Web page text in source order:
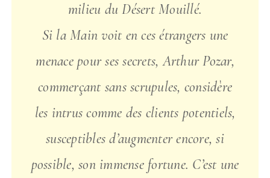
milieu du Désert Mouillé.
Si la Main voit en ces étrangers une
menace pour ses secrets, Arthur Pozar,
commerçant sans scrupules, considère
les intrus comme des clients potentiels,
susceptibles d’augmenter encore, si
possible, son immense fortune. C’est une